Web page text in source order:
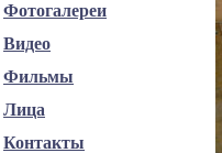
Фотогалереи
Видео
Фильмы
Лица
Контакты